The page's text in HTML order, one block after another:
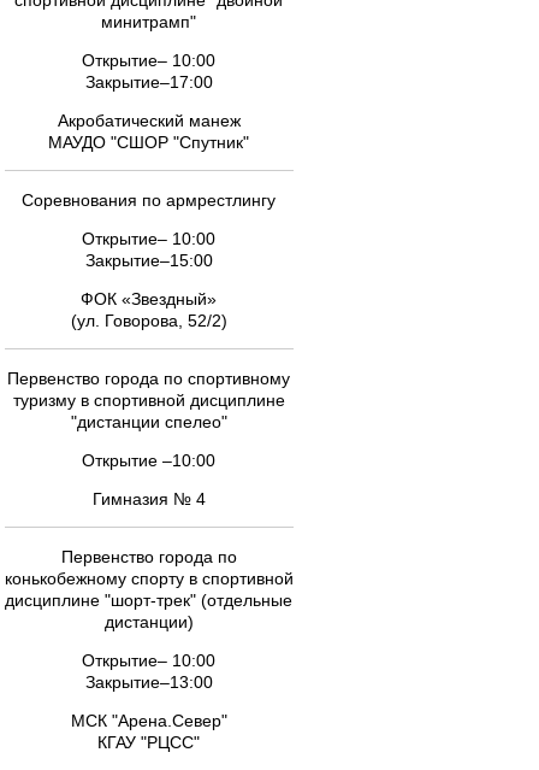
минитрамп"
Открытие– 10:00
Закрытие–17:00
Акробатический манеж
МАУДО "СШОР "Спутник"
Соревнования по армрестлингу
Открытие– 10:00
Закрытие–15:00
ФОК «Звездный»
(ул. Говорова, 52/2)
Первенство города по спортивному
туризму в спортивной дисциплине
"дистанции спелео"
Открытие –10:00
Гимназия № 4
Первенство города по
конькобежному спорту в спортивной
дисциплине "шорт-трек" (отдельные
дистанции)
Открытие– 10:00
Закрытие–13:00
МСК "Арена.Север"
КГАУ "РЦСС"